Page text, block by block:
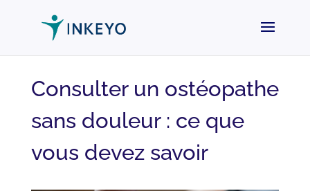
Consulter un ostéopathe
sans douleur : ce que
vous devez savoir